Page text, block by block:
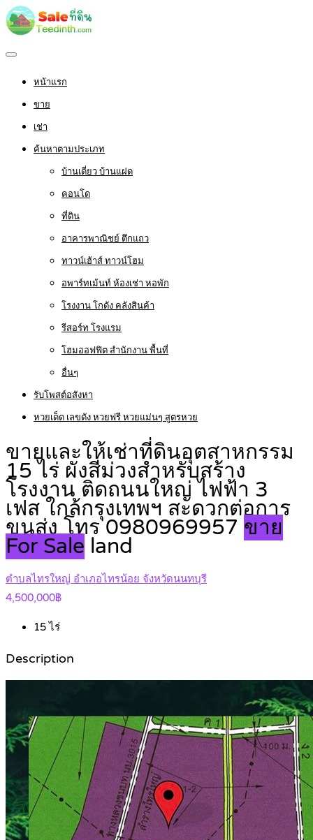
หน้าแรก
ขาย
เช่า
ค้นหาตามประเภท
บ้านเดี่ยว บ้านแฝด
คอนโด
ที่ดิน
อาคารพาณิชย์ ตึกแถว
ทาวน์เฮ้าส์ ทาวน์โฮม
อพาร์ทเม้นท์ ห้องเช่า หอพัก
โรงงาน โกดัง คลังสินค้า
รีสอร์ท โรงแรม
โฮมออฟฟิต สำนักงาน พื้นที่
อื่นๆ
รับโพสต์อสังหา
หวยเด็ด เลขดัง หวยฟรี หวยแม่นๆ สูตรหวย
ขายและให้เช่าที่ดินอุตสาหกรรม
15 ไร่ ผังสีม่วงสำหรับสร้าง
โรงงาน ติดถนนใหญ่ ไฟฟ้า 3
เฟส ใกล้กรุงเทพฯ สะดวกต่อการ
ขนส่ง โทร 0980969957 ขาย
For Sale land
ตำบลไทรใหญ่ อำเภอไทรน้อย จังหวัดนนทบุรี
4,500,000฿
15ไร่
Description